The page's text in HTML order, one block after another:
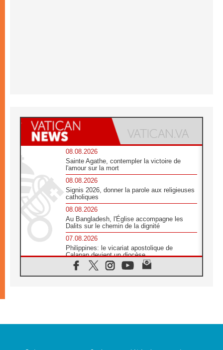
08.08.2026
Sainte Agathe, contempler la victoire de
l'amour sur la mort
08.08.2026
Signis 2026, donner la parole aux religieuses
catholiques
08.08.2026
Au Bangladesh, l'Église accompagne les
Dalits sur le chemin de la dignité
07.08.2026
Philippines: le vicariat apostolique de
Calapan devient un diocèse
07.08.2026
Congo-Brazzaville : le 15 août, entre